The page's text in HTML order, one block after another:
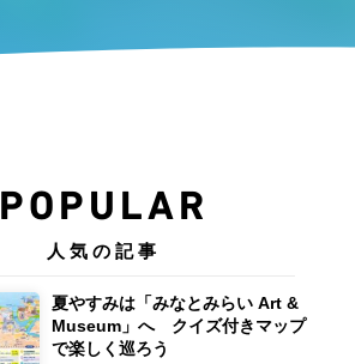
POPULAR
人気の記事
夏やすみは「みなとみらい Art &
Museum」へ クイズ付きマップ
で楽しく巡ろう